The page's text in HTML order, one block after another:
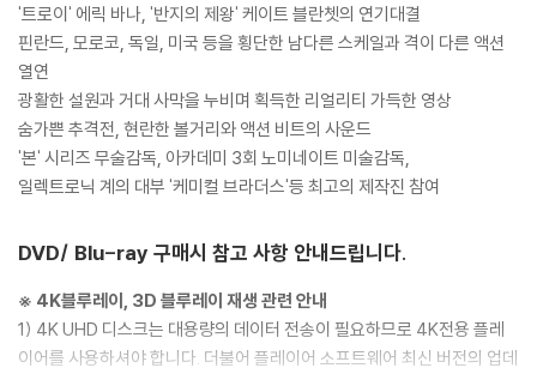
'트로이' 에릭 바나, '반지의 제왕' 케이트 블란쳇의 연기대결
핀란드, 모로코, 독일, 미국 등을 횡단한 남다른 스케일과 격이 다른 액션
열연
광활한 설원과 거대 사막을 누비며 획득한 리얼리티 가득한 영상
숨가쁜 추격전, 현란한 볼거리와 액션 비트의 사운드
'본' 시리즈 무술감독, 아카데미 3회 노미네이트 미술감독,
일렉트로닉 계의 대부 '케미컬 브라더스'등 최고의 제작진 참여
DVD/ Blu-ray 구매시 참고 사항 안내드립니다.
※ 4K블루레이, 3D 블루레이 재생 관련 안내
1) 4K UHD 디스크는 대용량의 데이터 전송이 필요하므로 4K전용 플레
이어를 사용하셔야 합니다. 더불어 플레이어 소프트웨어 최신 버전의 업데